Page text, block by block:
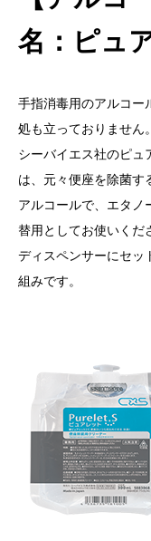
名：ピュ
手指消毒用のアルコー
処も立っておりません。
シーバイエス社のピュ
は、元々便座を除菌す
アルコールで、エタノ
替用としてお使いくだ
ディスペンサーにセッ
組みです。